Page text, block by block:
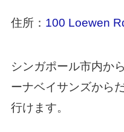
住所： 100 Loewen
シンガポール市内か
ーナベイサンズから
行けます。